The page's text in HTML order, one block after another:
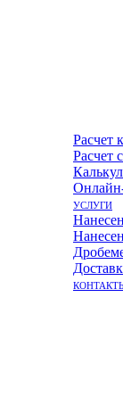
Расчет
Расчет
УСЛУГИ